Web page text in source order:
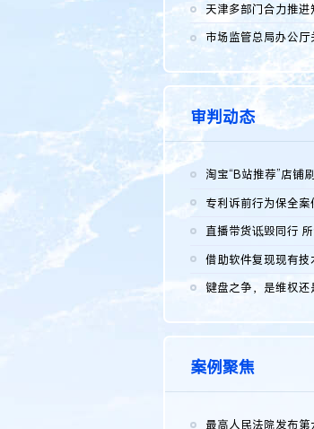
审判动态
案例聚焦